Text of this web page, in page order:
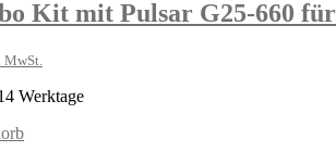
Kit mit Pulsar G25-660
Werktage